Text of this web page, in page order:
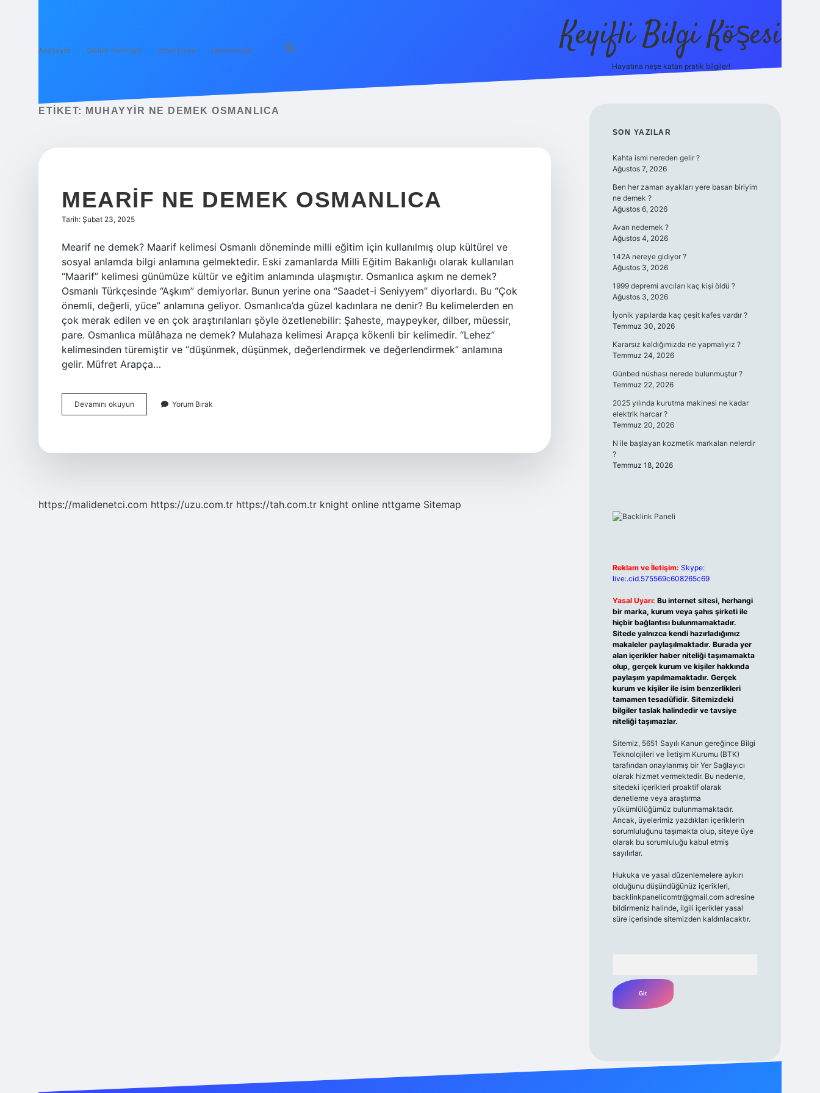
Anasayfa Gizlilik Politikası Yasal Uyarı Hakkımızda Keyifli Bilgi Köşesi
Hayatına neşe katan pratik bilgiler!
ETIKET: MUHAYYIR NE DEMEK OSMANLICA
MEARIF NE DEMEK OSMANLICA
Tarih: Şubat 23, 2025
Mearif ne demek? Maarif kelimesi Osmanlı döneminde milli eğitim için kullanılmış olup kültürel ve
sosyal anlamda bilgi anlamına gelmektedir. Eski zamanlarda Milli Eğitim Bakanlığı olarak kullanılan
“Maarif” kelimesi günümüze kültür ve eğitim anlamında ulaşmıştır. Osmanlıca aşkım ne demek?
Osmanlı Türkçesinde “Aşkım” demiyorlar. Bunun yerine ona “Saadet-i Seniyyem” diyorlardı. Bu “Çok
önemli, değerli, yüce” anlamına geliyor. Osmanlıca’da güzel kadınlara ne denir? Bu kelimelerden en
çok merak edilen ve en çok araştırılanları şöyle özetlenebilir: Şaheste, maypeyker, dilber, müessir,
pare. Osmanlıca mülâhaza ne demek? Mulahaza kelimesi Arapça kökenli bir kelimedir. “Lehez”
kelimesinden türemiştir ve “düşünmek, düşünmek, değerlendirmek ve değerlendirmek” anlamına
gelir. Müfret Arapça…
Devamını okuyun
Ne
Yorum Bırak
https://malidenetci.com https://uzu.com.tr https://tah.com.tr knight online nttgame Sitemap
SIDEBAR
SON YAZILAR
Kahta ismi nereden gelir ?
Ağustos 7, 2026
Ben her zaman ayakları yere basan biriyim
ne demek ?
Ağustos 6, 2026
Avan nedemek ?
Ağustos 4, 2026
142A nereye gidiyor ?
Ağustos 3, 2026
1999 depremi avcıları kaç kişi öldü ?
Ağustos 3, 2026
İyonik yapılarda kaç çeşit kafes vardır ?
Temmuz 30, 2026
Kararsız kaldığımızda ne yapmalıyız ?
Temmuz 24, 2026
Günbed nüshası nerede bulunmuştur ?
Temmuz 22, 2026
2025 yılında kurutma makinesi ne kadar
elektrik harcar ?
Temmuz 20, 2026
N ile başlayan kozmetik markaları nelerdir
?
Temmuz 18, 2026
Reklam ve İletişim: Skype:
live:.cid.575569c608265c69
Yasal Uyarı: Bu internet sitesi, herhangi
bir marka, kurum veya şahıs şirketi ile
hiçbir bağlantısı bulunmamaktadır.
Sitede yalnızca kendi hazırladığımız
makaleler paylaşılmaktadır. Burada yer
alan içerikler haber niteliği taşımamakta
olup, gerçek kurum ve kişiler hakkında
paylaşım yapılmamaktadır. Gerçek
kurum ve kişiler ile isim benzerlikleri
tamamen tesadüfidir. Sitemizdeki
bilgiler taslak halindedir ve tavsiye
niteliği taşımazlar.
Sitemiz, 5651 Sayılı Kanun gereğince Bilgi
Teknolojileri ve İletişim Kurumu (BTK)
tarafından onaylanmış bir Yer Sağlayıcı
olarak hizmet vermektedir. Bu nedenle,
sitedeki içerikleri proaktif olarak
denetleme veya araştırma
yükümlülüğümüz bulunmamaktadır.
Ancak, üyelerimiz yazdıkları içeriklerin
sorumluluğunu taşımakta olup, siteye üye
olarak bu sorumluluğu kabul etmiş
sayılırlar.
Hukuka ve yasal düzenlemelere aykırı
olduğunu düşündüğünüz içerikleri,
backlinkpanelicomtr@gmail.comadresine
bildirmeniz halinde, ilgili içerikler yasal
süre içerisinde sitemizden kaldırılacaktır.